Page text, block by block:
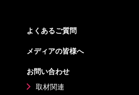
よくあるご質問
メディアの皆様へ
お問い合わせ
取材関連